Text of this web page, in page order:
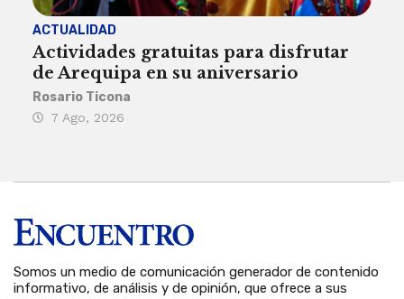
ACTUALIDAD
Actividades gratuitas para disfrutar
de Arequipa en su aniversario
Rosario Ticona
7 Ago, 2026
Somos un medio de comunicación generador de contenido
informativo, de análisis y de opinión, que ofrece a sus